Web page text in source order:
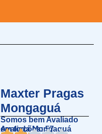
Maxter Pragas
Mongaguá
Somos bem Avaliado
em toda Mongaguá
Avaliações: 57